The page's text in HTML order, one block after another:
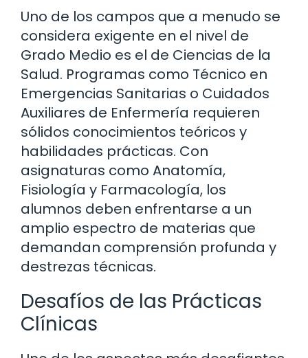
Uno de los campos que a menudo se
considera exigente en el nivel de
Grado Medio es el de Ciencias de la
Salud. Programas como Técnico en
Emergencias Sanitarias o Cuidados
Auxiliares de Enfermería requieren
sólidos conocimientos teóricos y
habilidades prácticas. Con
asignaturas como Anatomía,
Fisiología y Farmacología, los
alumnos deben enfrentarse a un
amplio espectro de materias que
demandan comprensión profunda y
destrezas técnicas.
Desafíos de las Prácticas
Clínicas